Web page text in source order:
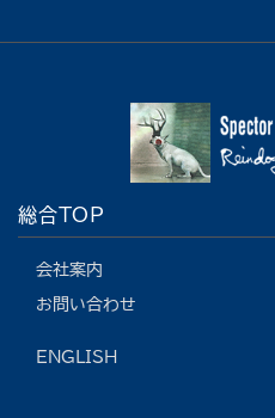
総合TOP
会社案内
お問い合わせ
ENGLISH